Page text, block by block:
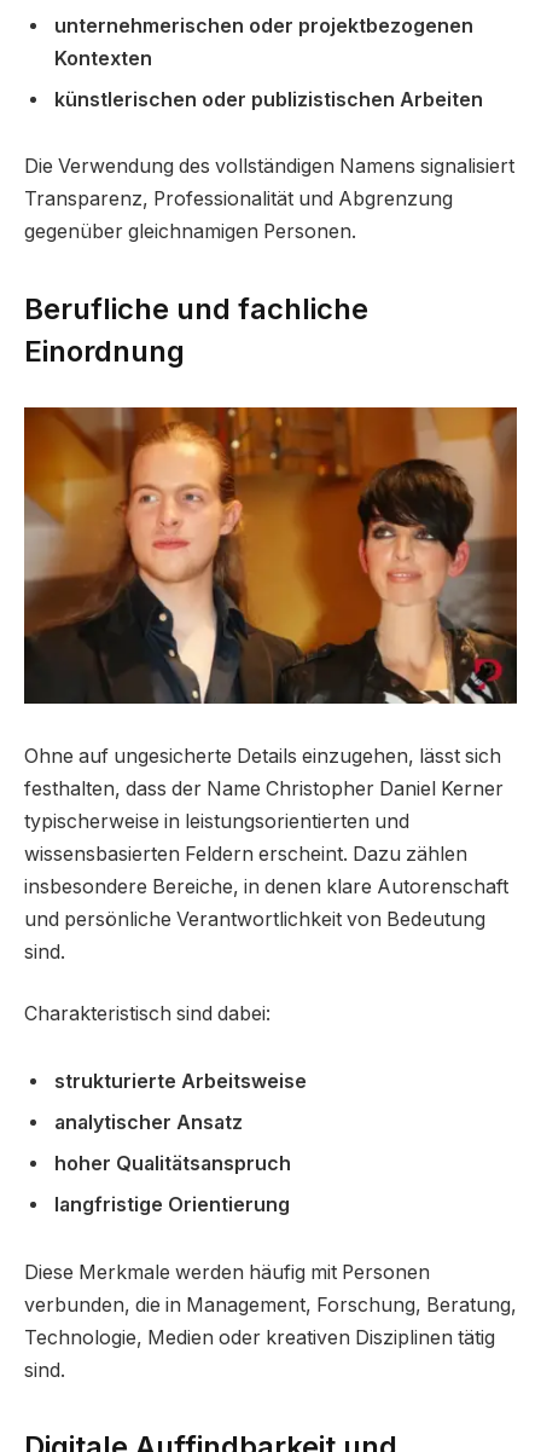
unternehmerischen oder projektbezogenen
Kontexten
künstlerischen oder publizistischen Arbeiten
Die Verwendung des vollständigen Namens signalisiert
Transparenz, Professionalität und Abgrenzung
gegenüber gleichnamigen Personen.
Berufliche und fachliche
Einordnung
Ohne auf ungesicherte Details einzugehen, lässt sich
festhalten, dass der Name Christopher Daniel Kerner
typischerweise in leistungsorientierten und
wissensbasierten Feldern erscheint. Dazu zählen
insbesondere Bereiche, in denen klare Autorenschaft
und persönliche Verantwortlichkeit von Bedeutung
sind.
Charakteristisch sind dabei:
strukturierte Arbeitsweise
analytischer Ansatz
hoher Qualitätsanspruch
langfristige Orientierung
Diese Merkmale werden häufig mit Personen
verbunden, die in Management, Forschung, Beratung,
Technologie, Medien oder kreativen Disziplinen tätig
sind.